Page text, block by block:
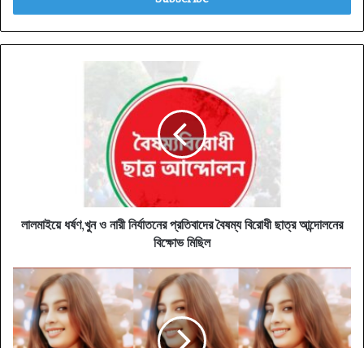
আন্দোলনের
লালমাইয়ে ধর্ষণ,খুন ও নারী নির্যাতনের প্রতিবাদের বৈষম্য বিরোধী ছাত্র আন্দোলনের
বিক্ষোভ মিছিল
অক্লান্ত
শ্রম
ও
নিজেকে
প্রতিষ্ঠিত